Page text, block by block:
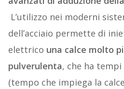
L’utilizzo nei moderni
dell’acciaio permette di
elettrico una calce molto
pulverulenta, che ha
(tempo che impiega la